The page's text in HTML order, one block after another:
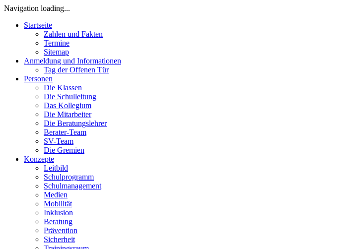
Navigation loading...
Startseite
Zahlen und Fakten
Termine
Sitemap
Anmeldung und Informationen
Tag der Offenen Tür
Personen
Die Klassen
Die Schulleitung
Das Kollegium
Die Mitarbeiter
Die Beratungslehrer
Berater-Team
SV-Team
Die Gremien
Konzepte
Leitbild
Schulprogramm
Schulmanagement
Medien
Mobilität
Inklusion
Beratung
Prävention
Sicherheit